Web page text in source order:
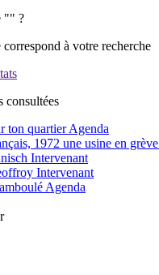
"" ?
à votre recherche
consultées
ton quartier Agenda
1972 une usine en grève
Intervenant
Intervenant
Agenda